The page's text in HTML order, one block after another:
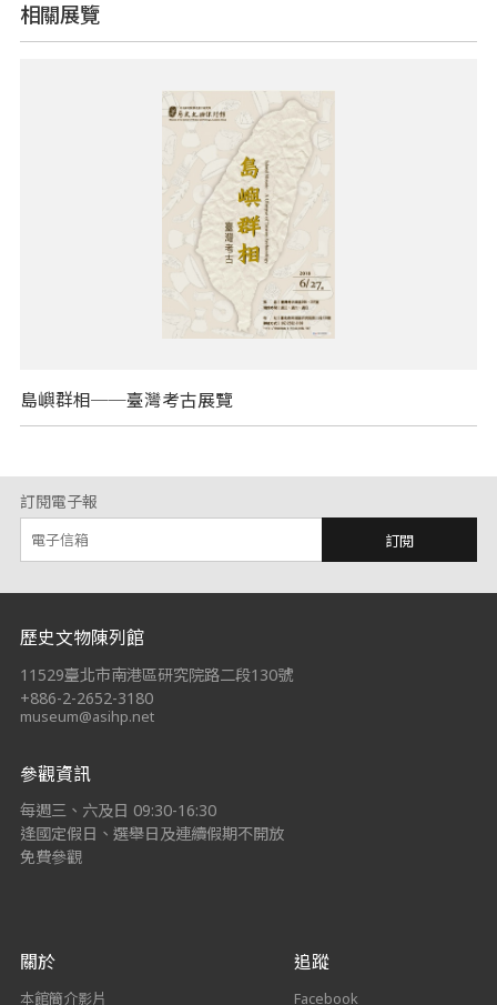
相關展覽
島嶼群相──臺灣考古展覽
訂閱電子報
訂閱
:::
歷史文物陳列館
11529臺北市南港區研究院路二段130號
+886-2-2652-3180
museum@asihp.net
參觀資訊
每週三、六及日 09:30-16:30
逢國定假日、選舉日及連續假期不開放
免費參觀
關於
本館簡介影片
追蹤
Facebook